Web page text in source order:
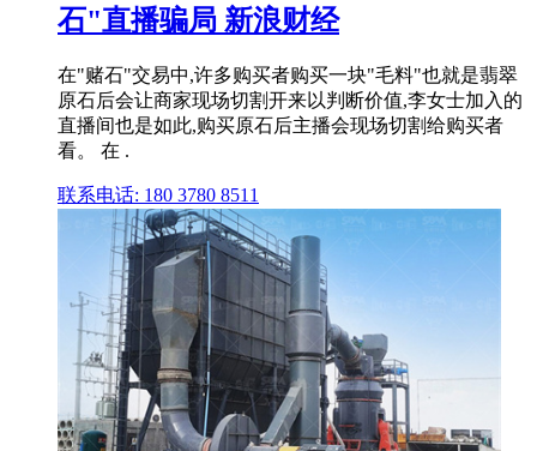
石"直播骗局 新浪财经
在"赌石"交易中,许多购买者购买一块"毛料"也就是翡翠
原石后会让商家现场切割开来以判断价值,李女士加入的
直播间也是如此,购买原石后主播会现场切割给购买者
看。 在 .
联系电话: 180 3780 8511